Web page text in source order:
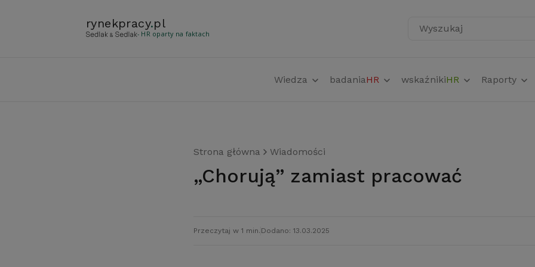
rynekpracy.pl
- HR oparty na faktach Wyszukaj
Wiedza badaniaHR wskaźnikiHR Raporty
Strona główna Wiadomości
„Chorują” zamiast pracować
Przeczytaj w 1 min. Dodano: 13.03.2025